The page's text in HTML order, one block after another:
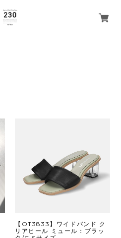
【OT3833】ワイドバンド ク
リアヒール ミュール：ブラッ